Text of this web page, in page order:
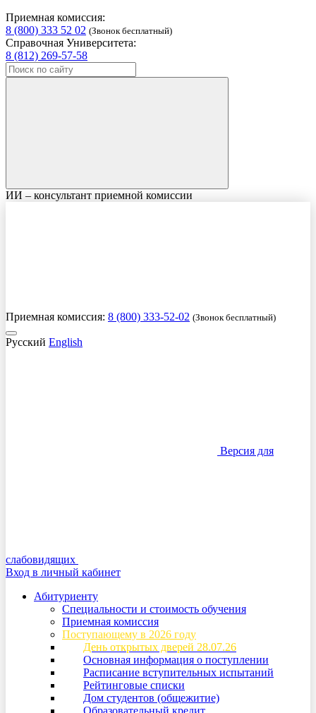
Приемная комиссия:
8 (800) 333 52 02 (Звонок бесплатный)
Справочная Университета:
8 (812) 269-57-58
ИИ – консультант приемной комиссии
Приемная комиссия: 8 (800) 333-52-02 (Звонок бесплатный)
Русский English
Версия для
слабовидящих
Вход в личный кабинет
Абитуриенту
Специальности и стоимость обучения
Приемная комиссия
Поступающему в 2026 году
День открытых дверей 28.07.26
Основная информация о поступлении
Расписание вступительных испытаний
Рейтинговые списки
Дом студентов (общежитие)
Образовательный кредит